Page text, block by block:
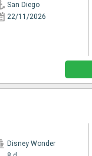
San Diego
22/11/2026
Disney Wonder